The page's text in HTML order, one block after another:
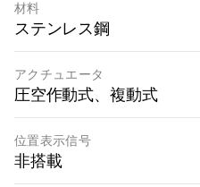
材料
ステンレス鋼
アクチュエータ
圧空作動式、複動式
位置表示信号
非搭載